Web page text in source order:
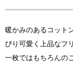
暖かみのあるコット
ぴり可愛く上品なフ
一枚ではもちろんの